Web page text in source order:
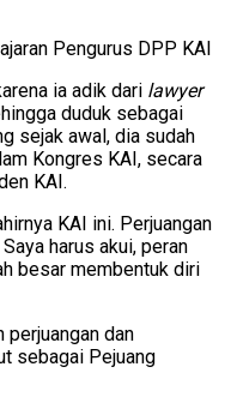
Pengurus DPP KAI
ia adik dari lawyer
duduk sebagai
sejak awal, dia sudah
Kongres KAI, secara
KAI.
KAI ini. Perjuangan
harus akui, peran
besar membentuk diri
perjuangan dan
sebagai Pejuang